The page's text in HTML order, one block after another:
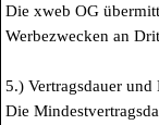
Die xweb OG
Werbezwecken an
5.) Vertragsdauer
Die